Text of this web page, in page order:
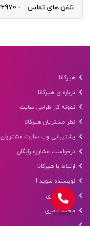
تلفن های تماس : - 01732162970- 09116526005 - 09117549474
هیرکانا
درباره ی هیرکانا
نمونه کار طراحی سایت
نظر مشتریان هیرکانا
پشتیبانی وب سایت مشتریان
درخواست مشاوره رایگان
ارتباط با هیرکانا
نویسنده شوید !
عرفان بامری
محمد بامری